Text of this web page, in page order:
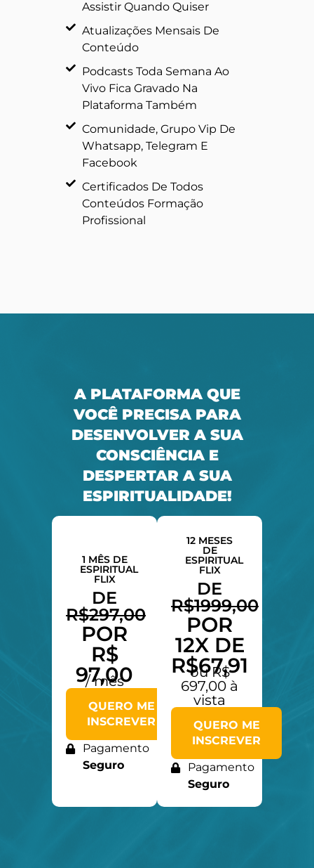
Assistir Quando Quiser
Atualizações Mensais De
Conteúdo
Podcasts Toda Semana Ao
Vivo Fica Gravado Na
Plataforma Também
Comunidade, Grupo Vip De
Whatsapp, Telegram E
Facebook
Certificados De Todos
Conteúdos Formação
Profissional
A PLATAFORMA QUE
VOCÊ PRECISA PARA
DESENVOLVER A SUA
CONSCIÊNCIA E
DESPERTAR A SUA
ESPIRITUALIDADE!
1 MÊS DE
ESPIRITUAL
FLIX
DE
R$297,00
POR
R$
97,00
/ mês
QUERO ME
INSCREVER
Pagamento
Seguro
12 MESES
DE
ESPIRITUAL
FLIX
DE
R$1999,00
POR
12X DE
R$67,91
ou R$
697,00 à
vista
QUERO ME
INSCREVER
Pagamento
Seguro